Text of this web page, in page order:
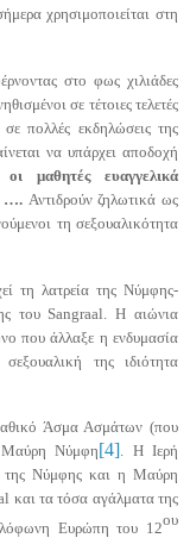
χρησιμοποιείται στη
στο φως χιλιάδες
σε τέτοιες τελετές
πολλές εκδηλώσεις της
να υπάρχει αποδοχή
οι μαθητές ευαγγελικά
…. Αντιδρούνζηλωτικά ως
τη σεξουαλικότητα
τη λατρεία της Νύμφης-
του Sangraal . Η αιώνια
που άλλαξε η ενδυμασία
της ιδιότητα
Άσμα Ασμάτων (που
Μαύρη Νύμφη[4]. Η Ιερή
Νύμφης και η Μαύρη
και τα τόσα αγάλματα της
Ευρώπη του 12ου